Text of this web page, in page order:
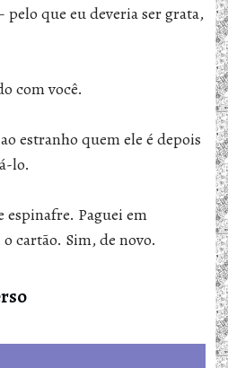
que eu deveria ser grata,
com você.
estranho quem ele é depois
lo.
espinafre. Paguei em
cartão. Sim, de novo.